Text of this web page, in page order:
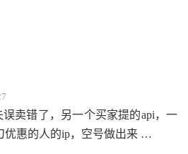
卖错了，另一个买家提的api，一
优惠的人的ip，空号做出来 …